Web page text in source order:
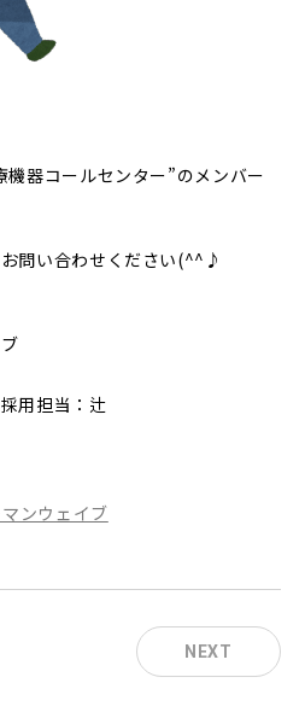
機器コールセンター”のメンバー
問い合わせください(^^♪
用担当：辻
ンウェイブ
NEXT